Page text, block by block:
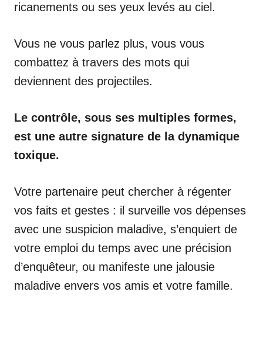
ricanements ou ses yeux levés au ciel.
Vous ne vous parlez plus, vous vous
combattez à travers des mots qui
deviennent des projectiles.
Le contrôle, sous ses multiples formes,
est une autre signature de la dynamique
toxique.
Votre partenaire peut chercher à régenter
vos faits et gestes : il surveille vos dépenses
avec une suspicion maladive, s’enquiert de
votre emploi du temps avec une précision
d’enquêteur, ou manifeste une jalousie
maladive envers vos amis et votre famille.